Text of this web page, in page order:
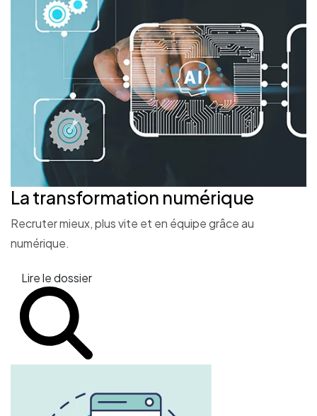
La transformation numérique
Recruter mieux, plus vite et en équipe grâce au
numérique.
Lire le dossier